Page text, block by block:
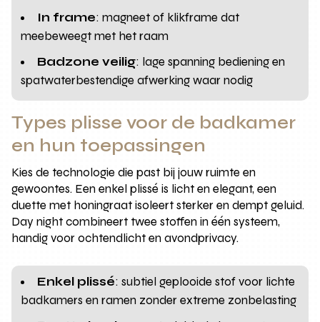
In frame: magneet of klikframe dat
meebeweegt met het raam
Badzone veilig: lage spanning bediening en
spatwaterbestendige afwerking waar nodig
Types plisse voor de badkamer
en hun toepassingen
Kies de technologie die past bij jouw ruimte en
gewoontes. Een enkel plissé is licht en elegant, een
duette met honingraat isoleert sterker en dempt geluid.
Day night combineert twee stoffen in één systeem,
handig voor ochtendlicht en avondprivacy.
Enkel plissé: subtiel geplooide stof voor lichte
badkamers en ramen zonder extreme zonbelasting